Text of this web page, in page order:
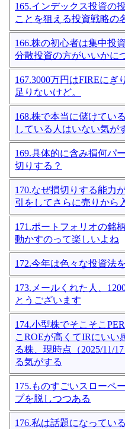
165.インデックス投資の
ことを狙える投資戦略の
166.株の初心者は集中投
分散投資の方がいいかに
167.3000万円はFIREにぎ
足りないけど。
168.株で本当に儲けてい
している人はいない気が
169.具体的に含み損何パ
切りする？
170.なぜ損切りする能力
引をしてさらに売りから
171.ポートフォリオの銘
動かすのって楽しいよね
172.今年は色々な投資法
173.メールくれた人、
とうございます
174.小型株でそこそこ
こROEが高くてIRにいい
る株、現時点（2025/11/
る気がする
175.ものすごいスローペ
プを脱しつつある
176.私は話題になってい